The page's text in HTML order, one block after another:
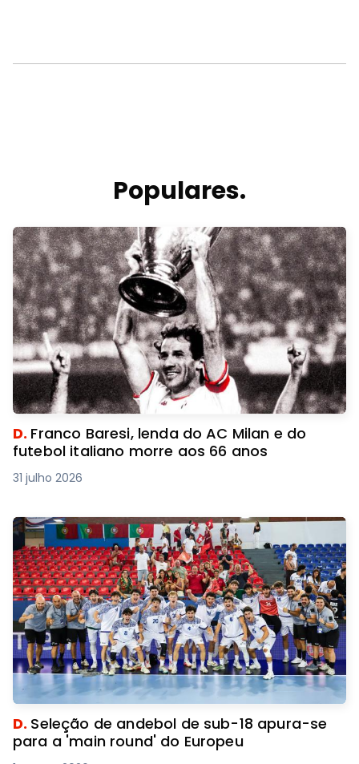
Populares.
D. Franco Baresi, lenda do AC Milan e do
futebol italiano morre aos 66 anos
31 julho 2026
D. Seleção de andebol de sub-18 apura-se
para a 'main round' do Europeu